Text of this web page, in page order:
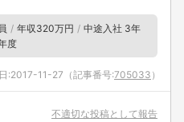
年収320万円
中途入社 3年
度
:2017-11-27 （記事番号:705033 ）
不適切な投稿として報告